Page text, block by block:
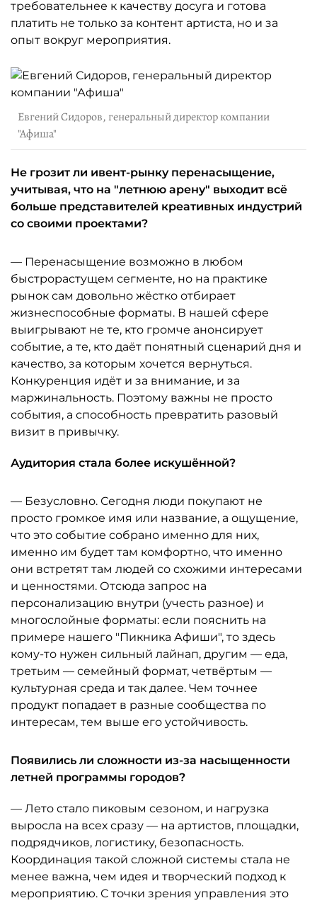
требовательнее к качеству досуга и готова
платить не только за контент артиста, но и за
опыт вокруг мероприятия.
Евгений Сидоров, генеральный директор компании
"Афиша"
Не грозит ли ивент-рынку перенасыщение,
учитывая, что на "летнюю арену" выходит всё
больше представителей креативных индустрий
со своими проектами?
— Перенасыщение возможно в любом
быстрорастущем сегменте, но на практике
рынок сам довольно жёстко отбирает
жизнеспособные форматы. В нашей сфере
выигрывают не те, кто громче анонсирует
событие, а те, кто даёт понятный сценарий дня и
качество, за которым хочется вернуться.
Конкуренция идёт и за внимание, и за
маржинальность. Поэтому важны не просто
события, а способность превратить разовый
визит в привычку.
Аудитория стала более искушённой?
— Безусловно. Сегодня люди покупают не
просто громкое имя или название, а ощущение,
что это событие собрано именно для них,
именно им будет там комфортно, что именно
они встретят там людей со схожими интересами
и ценностями. Отсюда запрос на
персонализацию внутри (учесть разное) и
многослойные форматы: если пояснить на
примере нашего "Пикника Афиши", то здесь
кому-то нужен сильный лайнап, другим — еда,
третьим — семейный формат, четвёртым —
культурная среда и так далее. Чем точнее
продукт попадает в разные сообщества по
интересам, тем выше его устойчивость.
Появились ли сложности из-за насыщенности
летней программы городов?
— Лето стало пиковым сезоном, и нагрузка
выросла на всех сразу — на артистов, площадки,
подрядчиков, логистику, безопасность.
Координация такой сложной системы стала не
менее важна, чем идея и творческий подход к
мероприятию. С точки зрения управления это